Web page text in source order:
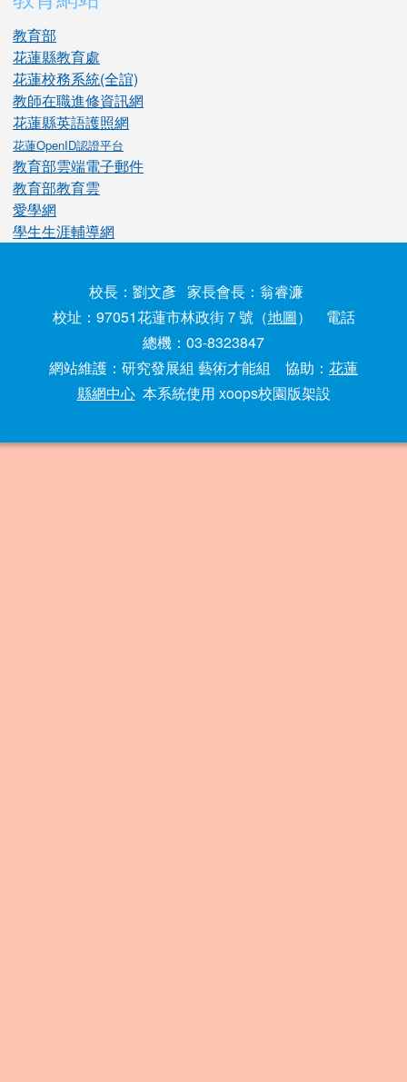
教育部
花蓮縣教育處
花蓮校務系統(全誼)
教師在職進修資訊網
花蓮縣英語護照網
花蓮OpenID認證平台
教育部雲端電子郵件
教育部教育雲
愛學網
學生生涯輔導網
校長：劉文彥 家長會長：翁睿濂
校址：97051花蓮市林政街７號（地圖） 電話
總機：03-8323847
網站維護：研究發展組 藝術才能組 協助： 花蓮
縣網中心本系統使用 xoops校園版架設